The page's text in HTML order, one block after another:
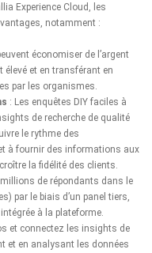
Experience Cloud, les
notamment :
économiser de l’argent
et en transférant en
par les organismes.
: Les enquêtes DIY faciles à
de recherche de qualité
le rythme des
à fournir des informations aux
la fidélité des clients.
de répondants dans le
par le biais d’un panel tiers,
à la plateforme.
et connectez les insights de
et en analysant les données